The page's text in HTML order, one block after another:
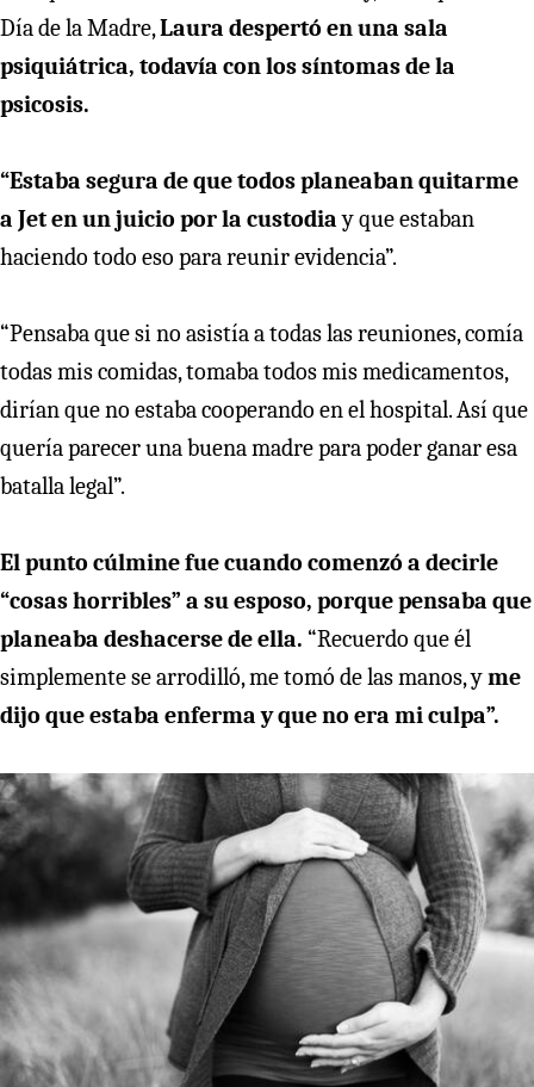
Día de la Madre,Laura despertó en una sala
psiquiátrica, todavía con los síntomas de la
psicosis.
“Estaba segura de que todos planeaban quitarme
a Jet en un juicio por la custodiay que estaban
haciendo todo eso para reunir evidencia”.
“Pensaba que si no asistía a todas las reuniones, comía
todas mis comidas, tomaba todos mis medicamentos,
dirían que no estaba cooperando en el hospital. Así que
quería parecer una buena madre para poder ganar esa
batalla legal”.
El punto cúlmine fue cuando comenzó a decirle
“cosas horribles” a su esposo, porque pensaba que
planeaba deshacerse de ella. “Recuerdo que él
simplemente se arrodilló, me tomó de las manos, yme
dijo que estaba enferma y que no era mi culpa”.